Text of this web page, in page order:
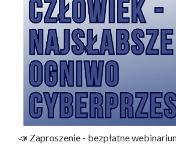
📣 Zaproszenie - bezpłatne